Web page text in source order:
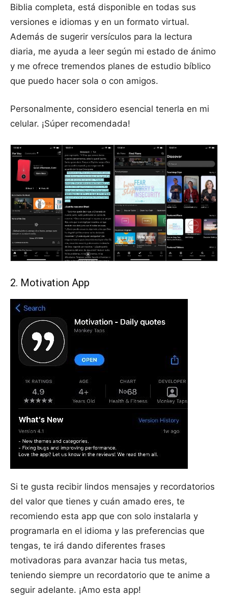
Biblia completa, está disponible en todas sus
versiones e idiomas y en un formato virtual.
Además de sugerir versículos para la lectura
diaria, me ayuda a leer según mi estado de ánimo
y me ofrece tremendos planes de estudio bíblico
que puedo hacer sola o con amigos.
Personalmente, considero esencial tenerla en mi
celular. ¡Súper recomendada!
2. Motivation App
Si te gusta recibir lindos mensajes y recordatorios
del valor que tienes y cuán amado eres, te
recomiendo esta app que con solo instalarla y
programarla en el idioma y las preferencias que
tengas, te irá dando diferentes frases
motivadoras para avanzar hacia tus metas,
teniendo siempre un recordatorio que te anime a
seguir adelante. ¡Amo esta app!